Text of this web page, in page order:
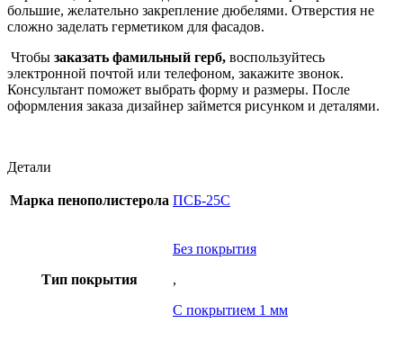
большие, желательно закрепление дюбелями. Отверстия не
сложно заделать герметиком для фасадов.
Чтобы заказать фамильный герб, воспользуйтесь
электронной почтой или телефоном, закажите звонок.
Консультант поможет выбрать форму и размеры. После
оформления заказа дизайнер займется рисунком и деталями.
Детали
Марка пенополистерола ПСБ-25С
Тип покрытия
Без покрытия
,
С покрытием 1 мм